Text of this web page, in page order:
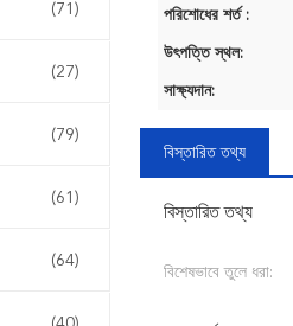
(71)
(27)
(79)
(61)
(64)
পরিশোধের শর্ত :
উৎপত্তি স্থল:
সাক্ষ্যদান:
বিস্তারিত তথ্য
বিস্তারিত তথ্য
বিশেষভাবে তুলে ধরা: